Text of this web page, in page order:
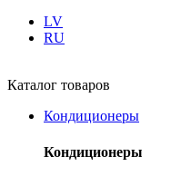
LV
RU
Каталог товаров
Кондиционеры
Кондиционеры